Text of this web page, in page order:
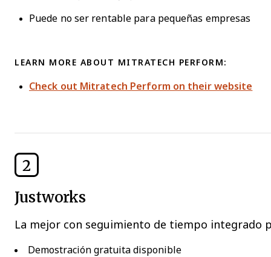
Puede no ser rentable para pequeñas empresas
LEARN MORE ABOUT MITRATECH PERFORM:
Check out Mitratech Perform on their website
2
Justworks
La mejor con seguimiento de tiempo integrado
Demostración gratuita disponible